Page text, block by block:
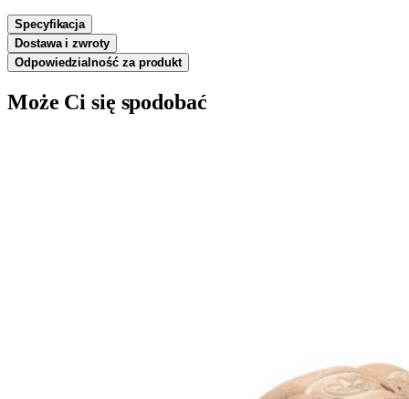
Specyfikacja
Dostawa i zwroty
Odpowiedzialność za produkt
Może Ci się spodobać